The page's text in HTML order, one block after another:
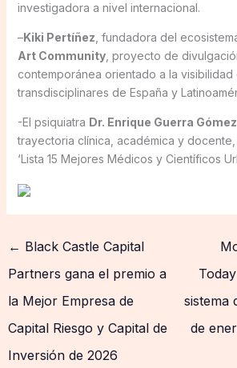
investigadora a nivel internacional.
–Kiki Pertíñez , fundadora del
Art Community, proyecto de
contemporánea orientado a la visibilidad
transdisciplinares de España y
-El psiquiatra Dr. Enrique Guerra Gómez
trayectoria clínica, académica y
‘Lista 15 Mejores Médicos y Científicos
← Black Castle Capital
Partners gana el premio a
la Mejor Empresa de
Capital Riesgo y Capital de
Inversión de 2026
sistema
de